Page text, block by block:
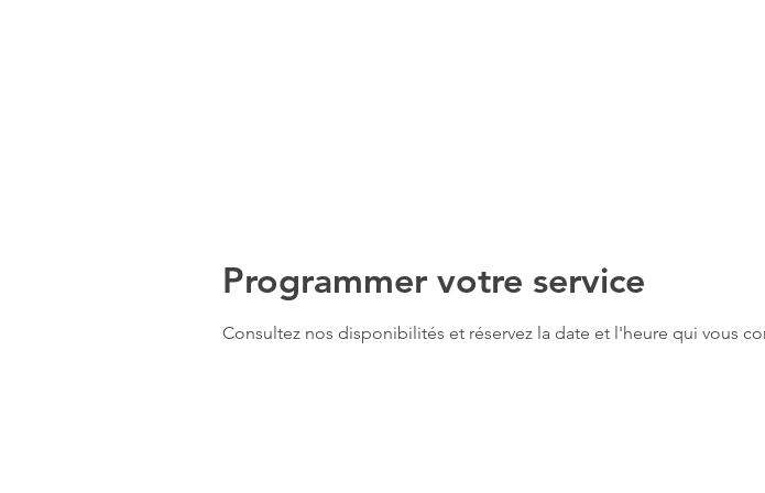
Programmer votre service
Consultez nos disponibilités et réservez la date et l'heure qui vous